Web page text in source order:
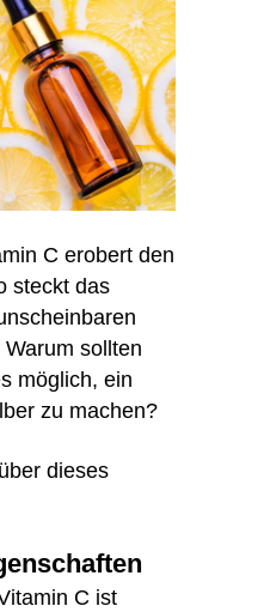
C erobert den
steckt das
sollten
möglich, ein
zu machen?
dieses
C ist